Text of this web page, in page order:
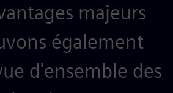
majeurs
également
d'ensemble des